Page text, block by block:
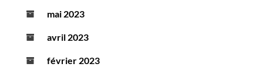
mai 2023
avril 2023
février 2023